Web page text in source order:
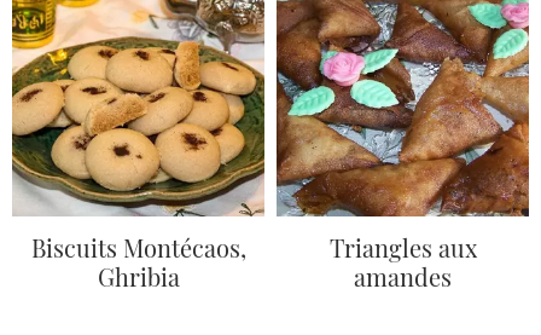
Biscuits Montécaos,
Ghribia
Triangles aux
amandes